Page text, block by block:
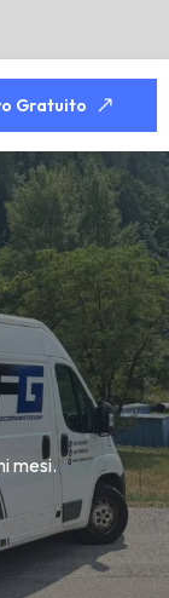
Gratuito
mesi.